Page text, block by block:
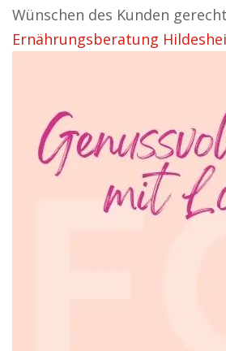
Wünschen des Kunden
Ernährungsberatung